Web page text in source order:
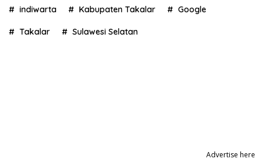
indiwarta Kabupaten Takalar Google
Takalar Sulawesi Selatan
Advertise here